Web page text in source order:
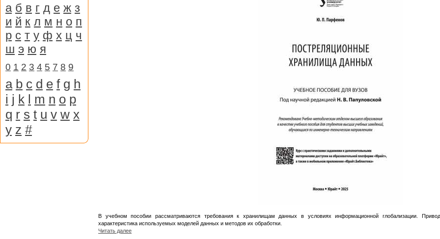
В учебном пособии рассматриваются требования к хранилищам данных в условиях информационной глобализации.
характеристика используемых моделей данных и методов их обработки.
Читать далее
а б в г д е ж з
и й к л м н о п
р с т у ф х ц ч
ш э ю я
0 1 2 3 4 5 7 8 9
a b c d e f g h
i j k l m n o p
q r s t u v w x
y z #